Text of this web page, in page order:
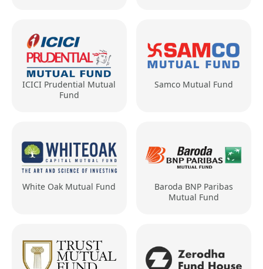
ICICI Prudential Mutual
Fund
Samco Mutual Fund
White Oak Mutual Fund
Baroda BNP Paribas
Mutual Fund